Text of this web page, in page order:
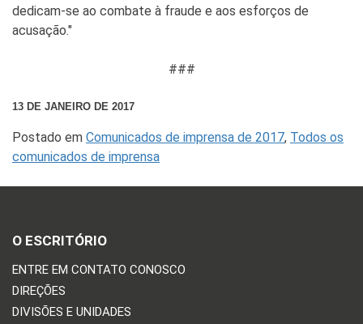
dedicam-se ao combate à fraude e aos esforços de
acusação."
###
13 DE JANEIRO DE 2017
Postado em Comunicados de imprensa de 2017, Todos os
comunicados de imprensa
O ESCRITÓRIO
ENTRE EM CONTATO CONOSCO
DIREÇÕES
DIVISÕES E UNIDADES